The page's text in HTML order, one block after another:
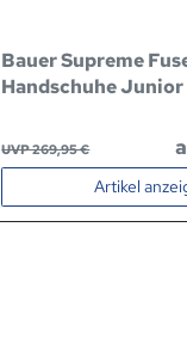
Bauer Supreme
Handschuhe Junior
UVP 269,95 €
Artikel